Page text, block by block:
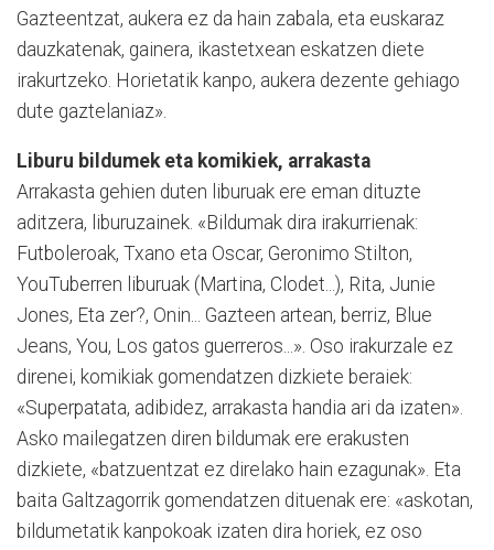
Gazteentzat, aukera ez da hain zabala, eta euskaraz
dauzkatenak, gainera, ikastetxean eskatzen diete
irakurtzeko. Horietatik kanpo, aukera dezente gehiago
dute gaztelaniaz».
Liburu bildumek eta komikiek, arrakasta
Arrakasta gehien duten liburuak ere eman dituzte
aditzera, liburuzainek. «Bildumak dira irakurrienak:
Futboleroak, Txano eta Oscar, Geronimo Stilton,
YouTuberren liburuak (Martina, Clodet...), Rita, Junie
Jones, Eta zer?, Onin... Gazteen artean, berriz, Blue
Jeans, You, Los gatos guerreros...». Oso irakurzale ez
direnei, komikiak gomendatzen dizkiete beraiek:
«Superpatata, adibidez, arrakasta handia ari da izaten».
Asko mailegatzen diren bildumak ere erakusten
dizkiete, «batzuentzat ez direlako hain ezagunak». Eta
baita Galtzagorrik gomendatzen dituenak ere: «askotan,
bildumetatik kanpokoak izaten dira horiek, ez oso